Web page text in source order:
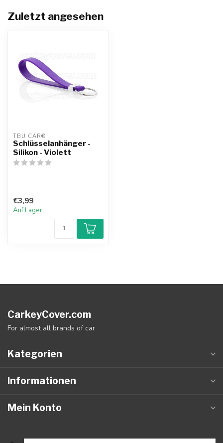
Zuletzt angesehen
TBU CAR®
Schlüsselanhänger -
Silikon - Violett
€3,99
Auf Lager
CarkeyCover.com
For almost all brands of car
Kategorien
Informationen
Mein Konto